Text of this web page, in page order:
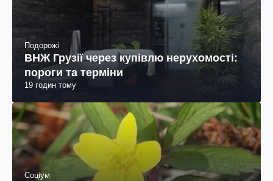
Подорожі
ВНЖ Грузії через купівлю нерухомості:
пороги та терміни
19 годин тому
Соціум